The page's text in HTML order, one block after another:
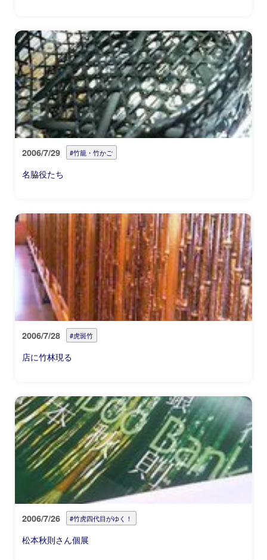
2006/7/29 #竹籠・竹かご
名脇役たち
2006/7/28 #虎斑竹
店に竹林現る
2006/7/26 #竹虎四代目がゆく！
松本秋則さん個展